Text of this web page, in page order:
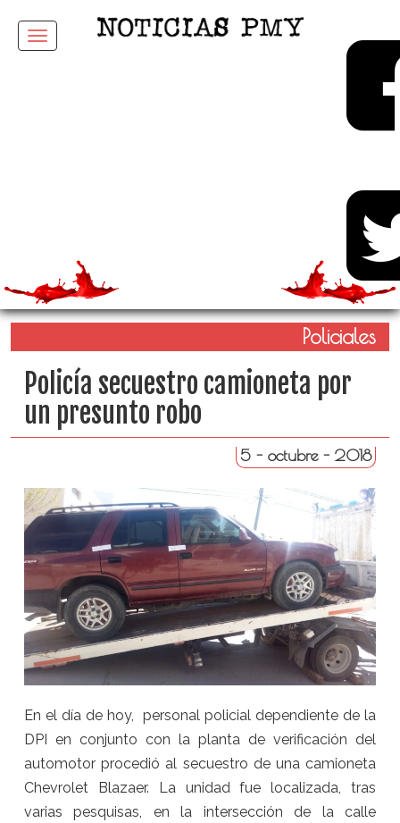
Menu
Policiales
Policía secuestro camioneta por
un presunto robo
5 - octubre - 2018
En el día de hoy, personal policial dependiente de la
DPI en conjunto con la planta de verificación del
automotor procedió al secuestro de una camioneta
Chevrolet Blazaer. La unidad fue localizada, tras
varias pesquisas, en la intersección de la calle